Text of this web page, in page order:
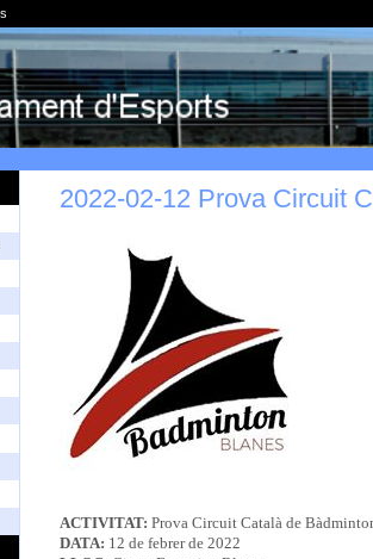
2022-02-12 Prova Circuit
ACTIVITAT: Prova Circuit Català de
DATA: 12 de febrer de 2022